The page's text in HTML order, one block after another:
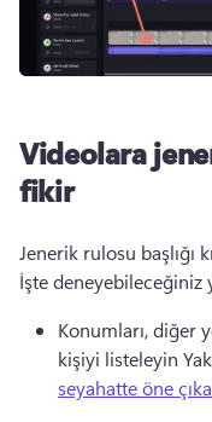
Videolara
fikir
İşte deneyebileceğiniz
Konumları, diğer
kişiyi listeleyin
seyahatte öne